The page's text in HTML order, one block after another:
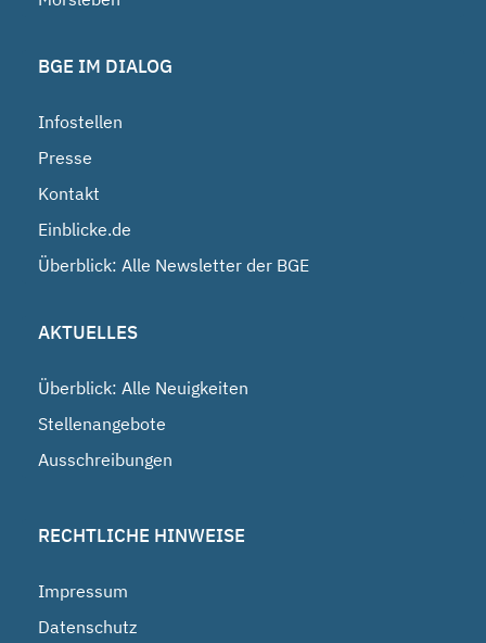
BGE IM DIALOG
Infostellen
Presse
Kontakt
Einblicke.de
Überblick: Alle Newsletter der BGE
AKTUELLES
Überblick: Alle Neuigkeiten
Stellenangebote
Ausschreibungen
RECHTLICHE HINWEISE
Impressum
Datenschutz